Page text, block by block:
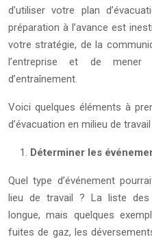
d’utiliser votre plan
préparation à l’avance est
votre stratégie, de la
l’entreprise et de mener
d’entraînement.
Voici quelques éléments à
d’évacuation en milieu de travail
Déterminer les
Quel type d’événement
lieu de travail ? La liste des
longue, mais quelques
fuites de gaz, les